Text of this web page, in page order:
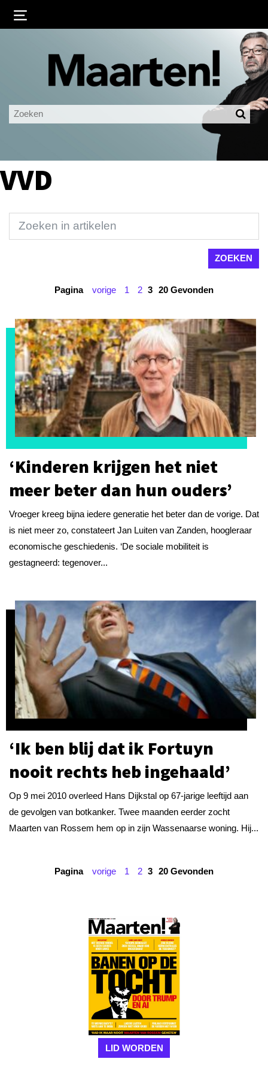
Ingelogd blijven
LOGIN
VVD
Pagina vorige 1 2 3 20 Gevonden
‘Kinderen krijgen het niet
meer beter dan hun ouders’
Vroeger kreeg bijna iedere generatie het beter dan de vorige. Dat
is niet meer zo, constateert Jan Luiten van Zanden, hoogleraar
economische geschiedenis. ‘De sociale mobiliteit is
gestagneerd: tegenover...
‘Ik ben blij dat ik Fortuyn
nooit rechts heb ingehaald’
Op 9 mei 2010 overleed Hans Dijkstal op 67-jarige leeftijd aan
de gevolgen van botkanker. Twee maanden eerder zocht
Maarten van Rossem hem op in zijn Wassenaarse woning. Hij...
Pagina vorige 1 2 3 20 Gevonden
LID WORDEN